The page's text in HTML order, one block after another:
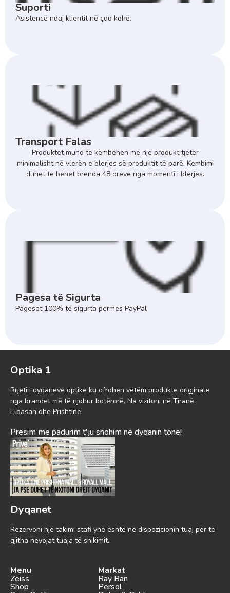
Suporti
Asistencë ndaj klientit në çdo kohë.
Transport Falas
Produktet mund të këmbehen me një produkt tjetër
minimalisht në vlerën e blerjes së produktit të parë. Kembimi
duhet te behet brenda 48 oreve nga momenti i blerjes.
Pagesa të Sigurta
Pagesat 100% të sigurta përmes PayPal
Optika 1
Rrjeti i dyqaneve optike ku ofrohen vetëm produkte origjinale
nga brandet më të njohur botërorë. Na vizitoni në Tiranë,
Elbasan dhe Prishtinë.
Presim me padurim t'ju shohim në dyqanin tonë!
Dyqanet
Rezervoni një takim: stafi ynë është në dispozicionin tuaj për të
gjitha nevojat tuaja të shikimit.
Menu
Zeiss
Shop
Markat
Ray Ban
Persol